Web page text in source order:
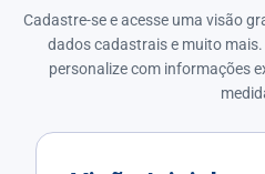
Cadastre-se e acesse uma visão
dados cadastrais e muito
personalize com informações